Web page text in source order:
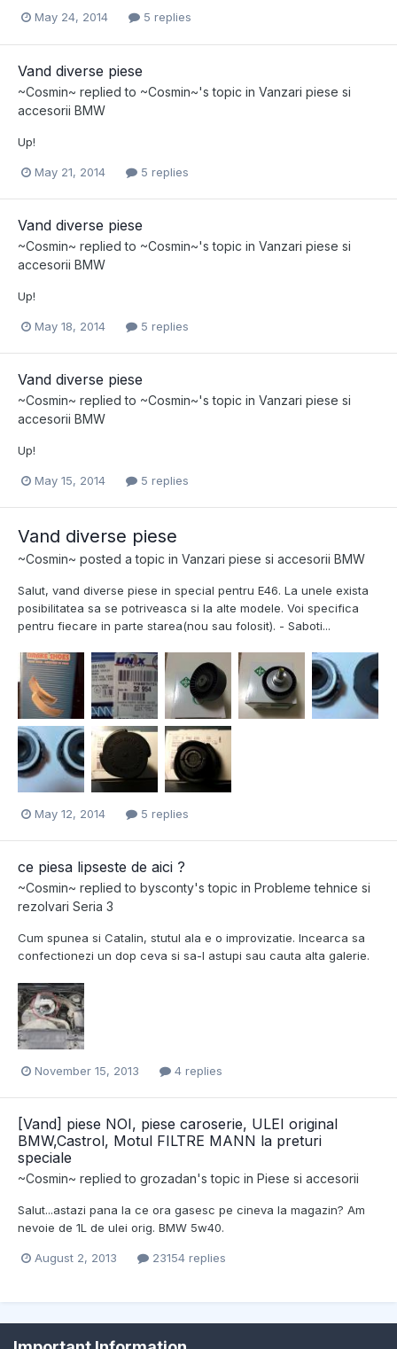
May 24, 2014 5 replies
Vand diverse piese
~Cosmin~ replied to ~Cosmin~'s topic in Vanzari piese si
accesorii BMW
Up!
May 21, 2014 5 replies
Vand diverse piese
~Cosmin~ replied to ~Cosmin~'s topic in Vanzari piese si
accesorii BMW
Up!
May 18, 2014 5 replies
Vand diverse piese
~Cosmin~ replied to ~Cosmin~'s topic in Vanzari piese si
accesorii BMW
Up!
May 15, 2014 5 replies
Vand diverse piese
~Cosmin~ posted a topic in Vanzari piese si accesorii BMW
Salut, vand diverse piese in special pentru E46. La unele exista
posibilitatea sa se potriveasca si la alte modele. Voi specifica
pentru fiecare in parte starea(nou sau folosit). - Saboti...
May 12, 2014 5 replies
ce piesa lipseste de aici ?
~Cosmin~ replied to bysconty's topic in Probleme tehnice si
rezolvari Seria 3
Cum spunea si Catalin, stutul ala e o improvizatie. Incearca sa
confectionezi un dop ceva si sa-l astupi sau cauta alta galerie.
November 15, 2013 4 replies
[Vand] piese NOI, piese caroserie, ULEI original
BMW,Castrol, Motul FILTRE MANN la preturi
speciale
~Cosmin~ replied to grozadan's topic in Piese si accesorii
Salut...astazi pana la ce ora gasesc pe cineva la magazin? Am
nevoie de 1L de ulei orig. BMW 5w40.
August 2, 2013 23154 replies